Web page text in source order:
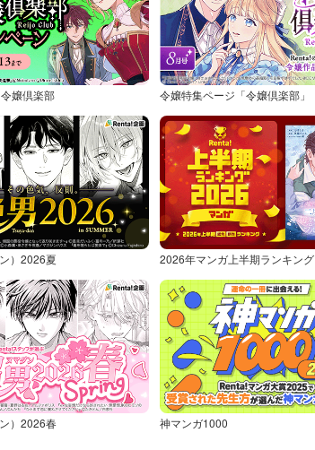
嬢倶楽部 令嬢特集ページ「令嬢倶楽部」
）2026夏 2026年マンガ上半期ランキング
）2026春 神マンガ1000